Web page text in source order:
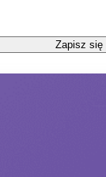
Zapisz się